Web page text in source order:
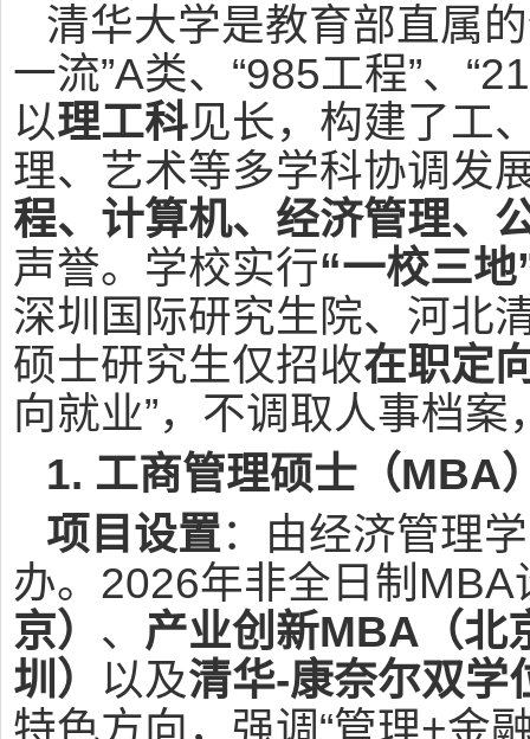
清华大学是教育部直属
一流”A类、“985工程”、
以理工科见长，构建了工
理、艺术等多学科协调发
程、计算机、经济管理、
声誉。学校实行“一校三
深圳国际研究生院、河北
硕士研究生仅招收在职定
向就业”，不调取人事档
1. 工商管理硕士（MBA
项目设置：由经济管理
办。2026年非全日制MBA
京） 、 产业创新MBA（北
圳） 以及清华-康奈尔双学
特色方向，强调“管理+金